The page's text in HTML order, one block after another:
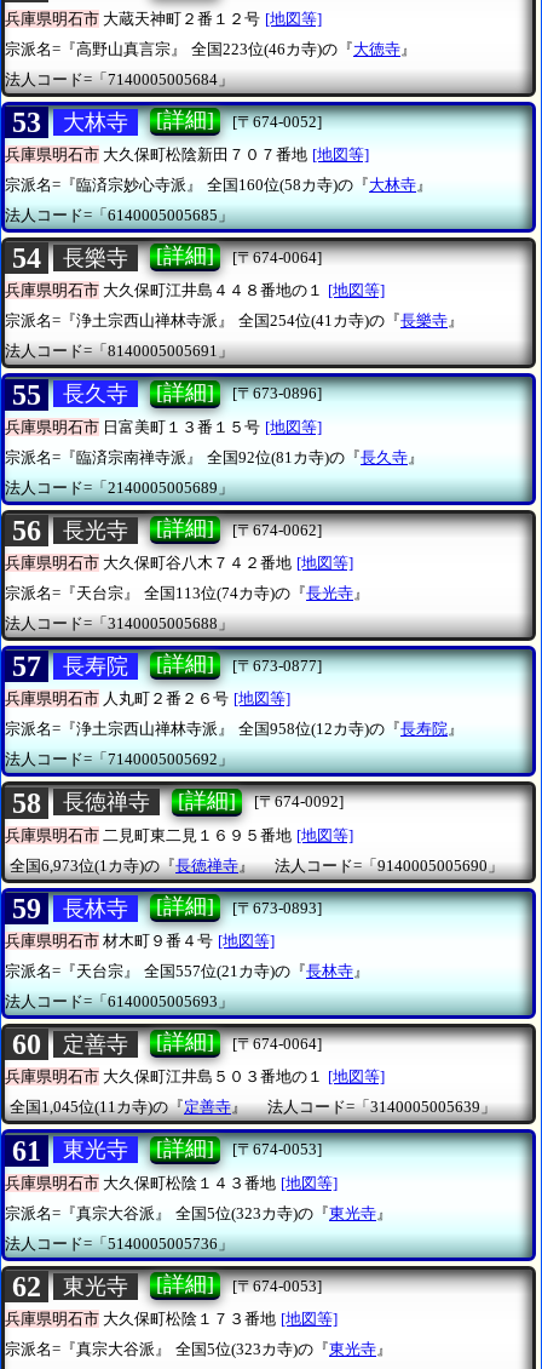
兵庫県明石市 大蔵天神町２番１２号 [地図等]
宗派名=『高野山真言宗』
全国223位(46カ寺)の『大徳寺 』
法人コード=「7140005005684」
53 大林寺 [詳細]
[〒674-0052]
兵庫県明石市 大久保町松陰新田７０７番地 [地図等]
宗派名=『臨済宗妙心寺派』
全国160位(58カ寺)の『大林寺』
法人コード=「6140005005685」
54 長樂寺 [詳細]
[〒674-0064]
兵庫県明石市 大久保町江井島４４８番地の１ [地図等]
宗派名=『浄土宗西山禅林寺派』
全国254位(41カ寺)の『長樂寺』
法人コード=「8140005005691」
55 長久寺 [詳細]
[〒673-0896]
兵庫県明石市 日富美町１３番１５号 [地図等]
宗派名=『臨済宗南禅寺派』
全国92位(81カ寺)の『長久寺 』
法人コード=「2140005005689」
56 長光寺 [詳細]
[〒674-0062]
兵庫県明石市 大久保町谷八木７４２番地 [地図等]
宗派名=『天台宗』
全国113位(74カ寺)の『長光寺』
法人コード=「3140005005688」
57 長寿院 [詳細]
[〒673-0877]
兵庫県明石市 人丸町２番２６号 [地図等]
宗派名=『浄土宗西山禅林寺派』
全国958位(12カ寺)の『長寿院』
法人コード=「7140005005692」
58 長徳禅寺 [詳細]
[〒674-0092]
兵庫県明石市 二見町東二見１６９５番地 [地図等]
全国6,973位(1カ寺)の『長徳禅寺』 法人コード=「9140005005690」
59 長林寺 [詳細]
[〒673-0893]
兵庫県明石市 材木町９番４号 [地図等]
宗派名=『天台宗』
全国557位(21カ寺)の『長林寺』
法人コード=「6140005005693」
60 定善寺 [詳細]
[〒674-0064]
兵庫県明石市 大久保町江井島５０３番地の１ [地図等]
全国1,045位(11カ寺)の『定善寺』 法人コード=「3140005005639」
61 東光寺 [詳細]
[〒674-0053]
兵庫県明石市 大久保町松陰１４３番地 [地図等]
宗派名=『真宗大谷派』
全国5位(323カ寺)の『東光寺 』
法人コード=「5140005005736」
62 東光寺 [詳細]
[〒674-0053]
兵庫県明石市 大久保町松陰１７３番地 [地図等]
宗派名=『真宗大谷派』
全国5位(323カ寺)の『東光寺』